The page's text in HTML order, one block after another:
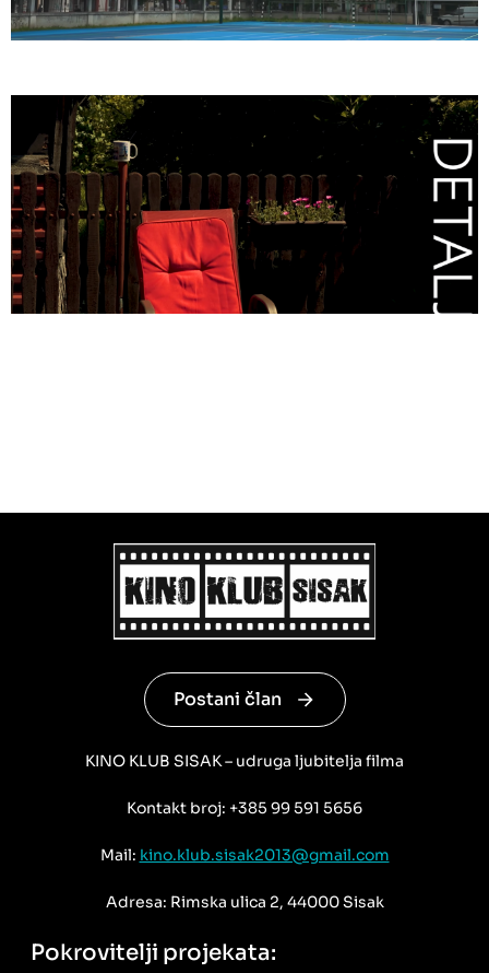
Postani član
KINO KLUB SISAK – udruga ljubitelja filma
Kontakt broj: +385 99 591 5656
Mail: kino.klub.sisak2013@gmail.com
Adresa: Rimska ulica 2, 44000 Sisak
Pokrovitelji projekata: